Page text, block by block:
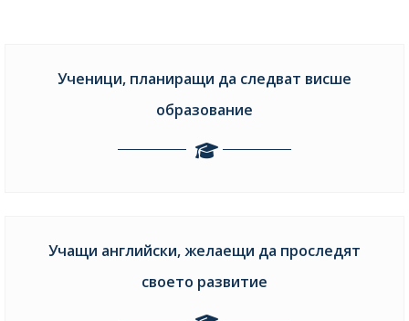
Ученици, планиращи да следват висше
образование
Учащи английски, желаещи да проследят
своето развитие